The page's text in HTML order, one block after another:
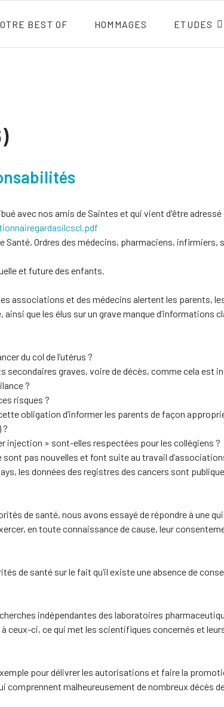
BEST OF HOMMAGES ETUDES
avec nos amis de Saintes et qui vient d'être
Ordres des médecins, pharmaciens, infirmiers,
et future des enfants.
associations et des médecins alertent les parents,
que les élus sur un grave manque d’informations
du col de l’utérus ?
secondaires graves, voire de décès, comme cela est
?
risques ?
obligation d’informer les parents de façon
?
injection » sont-elles respectées pour les collégiens ?
pas nouvelles et font suite au travail
les données des registres des cancers sont
de santé, nous avons essayé de répondre à une
en toute connaissance de cause, leur
de santé sur le fait qu’il existe une absence de
indépendantes des laboratoires
ceux-ci, ce qui met les scientifiques concernés et
pour délivrer les autorisations et faire la
malheureusement de nombreux décès